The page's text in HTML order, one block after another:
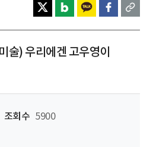
술) 우리에겐 고우영이
조회수 5900